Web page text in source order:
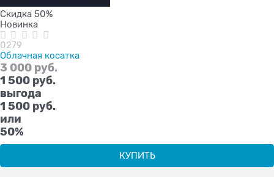
Скидка 50%
Новинка
0279
Облачная косатка
3 000 руб.
1 500 руб.
выгода
1 500 руб.
или
50%
КУПИТЬ